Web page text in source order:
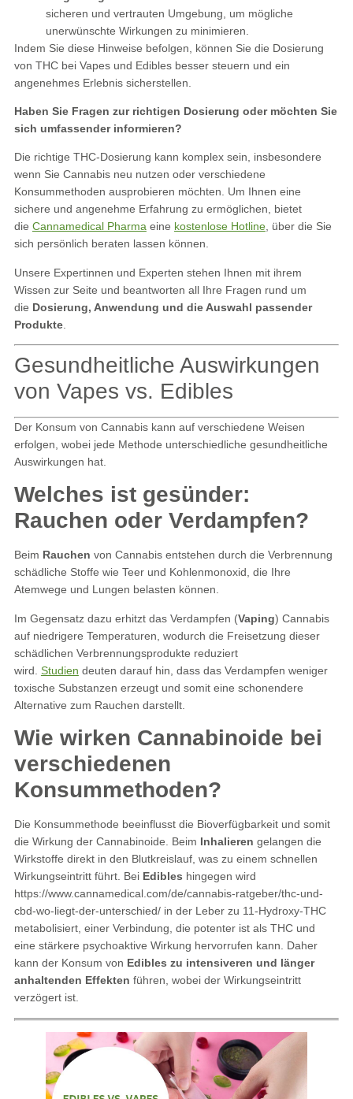
sicheren und vertrauten Umgebung, um mögliche
unerwünschte Wirkungen zu minimieren.
Indem Sie diese Hinweise befolgen, können Sie die Dosierung
von THC bei Vapes und Edibles besser steuern und ein
angenehmes Erlebnis sicherstellen.
Haben Sie Fragen zur richtigen Dosierung oder möchten Sie
sich umfassender informieren?
Die richtige THC-Dosierung kann komplex sein, insbesondere
wenn Sie Cannabis neu nutzen oder verschiedene
Konsummethoden ausprobieren möchten. Um Ihnen eine
sichere und angenehme Erfahrung zu ermöglichen, bietet
die Cannamedical Pharmaeine kostenlose Hotline, über die Sie
sich persönlich beraten lassen können.
Unsere Expertinnen und Experten stehen Ihnen mit ihrem
Wissen zur Seite und beantworten all Ihre Fragen rund um
die Dosierung, Anwendung und die Auswahl passender
Produkte.
Gesundheitliche Auswirkungen
von Vapes vs. Edibles
Der Konsum von Cannabis kann auf verschiedene Weisen
erfolgen, wobei jede Methode unterschiedliche gesundheitliche
Auswirkungen hat.
Welches ist gesünder:
Rauchen oder Verdampfen?
Beim Rauchen von Cannabis entstehen durch die Verbrennung
schädliche Stoffe wie Teer und Kohlenmonoxid, die Ihre
Atemwege und Lungen belasten können.
Im Gegensatz dazu erhitzt das Verdampfen (Vaping) Cannabis
auf niedrigere Temperaturen, wodurch die Freisetzung dieser
schädlichen Verbrennungsprodukte reduziert
wird. Studien deuten darauf hin, dass das Verdampfen weniger
toxische Substanzen erzeugt und somit eine schonendere
Alternative zum Rauchen darstellt.
Wie wirken Cannabinoide bei
verschiedenen
Konsummethoden?
Die Konsummethode beeinflusst die Bioverfügbarkeit und somit
die Wirkung der Cannabinoide. Beim Inhalieren gelangen die
Wirkstoffe direkt in den Blutkreislauf, was zu einem schnellen
Wirkungseintritt führt. Bei Edibles hingegen wird
https://www.cannamedical.com/de/cannabis-ratgeber/thc-und-
cbd-wo-liegt-der-unterschied/ in der Leber zu 11-Hydroxy-THC
metabolisiert, einer Verbindung, die potenter ist als THC und
eine stärkere psychoaktive Wirkung hervorrufen kann. Daher
kann der Konsum von Edibles zu intensiveren und länger
anhaltenden Effekten führen, wobei der Wirkungseintritt
verzögert ist.